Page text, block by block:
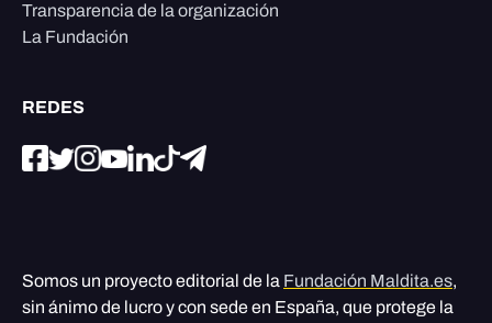
Transparencia de la organización
La Fundación
REDES
Somos un proyecto editorial de la Fundación Maldita.es,
sin ánimo de lucro y con sede en España, que protege la